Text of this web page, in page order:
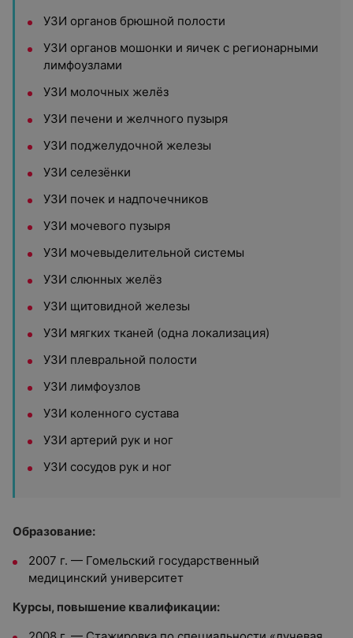
УЗИ органов брюшной полости
УЗИ органов мошонки и яичек с регионарными
лимфоузлами
УЗИ молочных желёз
УЗИ печени и желчного пузыря
УЗИ поджелудочной железы
УЗИ селезёнки
УЗИ почек и надпочечников
УЗИ мочевого пузыря
УЗИ мочевыделительной системы
УЗИ слюнных желёз
УЗИ щитовидной железы
УЗИ мягких тканей (одна локализация)
УЗИ плевральной полости
УЗИ лимфоузлов
УЗИ коленного сустава
УЗИ артерий рук и ног
УЗИ сосудов рук и ног
Образование:
2007 г. — Гомельский государственный
медицинский университет
Курсы, повышение квалификации: